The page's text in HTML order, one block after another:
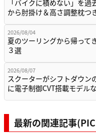
「バイクに積めない」を
から肘掛け＆高さ調整枕つ
2026/08/04
夏のツーリングから帰って
３選
2026/08/07
スクーターがシフトダウン
に電子制御CVT搭載モデル
最新の関連記事